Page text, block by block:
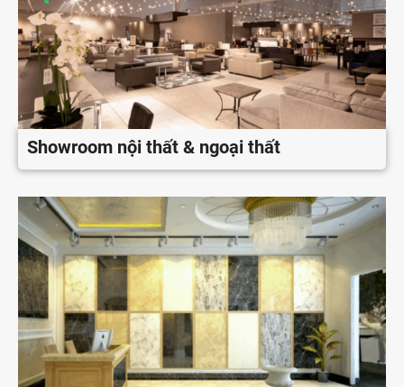
Showroom nội thất & ngoại thất